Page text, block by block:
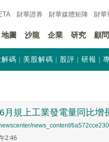
財華證券 財華媒體矩陣 財華
地圖 沙龍 企業 研究 顧問
碼 美股解碼 股評 研報
月規上工業發電量同比增
news_content/
2:46